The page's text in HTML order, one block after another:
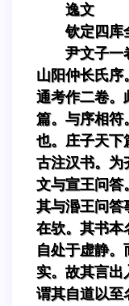
逸文
钦定四库
尹文子一
山阳仲长氏序
通考作二卷。
篇。与序相符
也。庄子天下
古注汉书。为
文与宣王问答
其与湣王问答
在欤。其书本
自处于虚静
实。故其言出
谓其自道以至